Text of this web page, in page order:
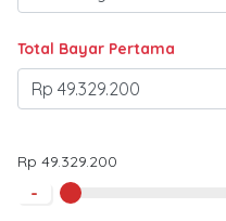
Total Bayar Pertama
Rp 49.329.200
-